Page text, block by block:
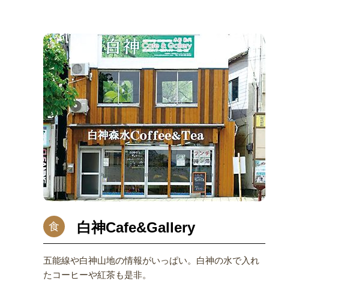
食 白神Cafe&Gallery
五能線や白神山地の情報がいっぱい。白神の水で入れ
たコーヒーや紅茶も是非。